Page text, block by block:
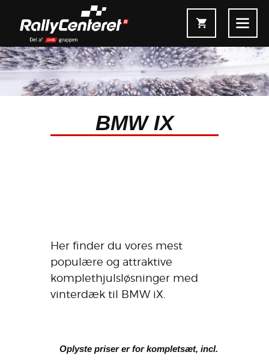
Forside
BMW IX
Her finder du vores mest
populære og attraktive
komplethjulsløsninger med
vinterdæk til BMW iX.
Oplyste priser er for kompletsæt, incl.